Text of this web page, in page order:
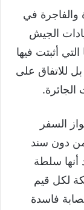
والفاجرة في
الجيش
أثبتت فيها
للاتفاق على
الجائرة.
السفر
دون سند
أنها سلطة
لكل قيم
فاسدة